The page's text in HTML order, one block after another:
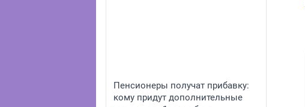
Пенсионеры получат прибавку:
кому придут дополнительные